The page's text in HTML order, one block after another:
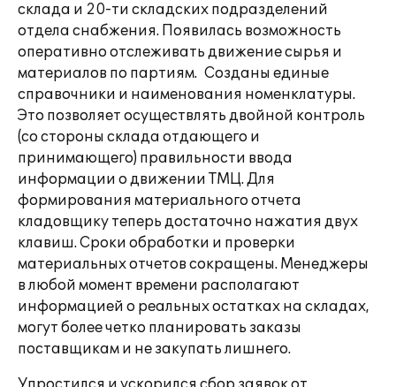
склада и 20-ти складских подразделений
отдела снабжения. Появилась возможность
оперативно отслеживать движение сырья и
материалов по партиям. Созданы единые
справочники и наименования номенклатуры.
Это позволяет осуществлять двойной контроль
(со стороны склада отдающего и
принимающего) правильности ввода
информации о движении ТМЦ. Для
формирования материального отчета
кладовщику теперь достаточно нажатия двух
клавиш. Сроки обработки и проверки
материальных отчетов сокращены. Менеджеры
в любой момент времени располагают
информацией о реальных остатках на складах,
могут более четко планировать заказы
поставщикам и не закупать лишнего.